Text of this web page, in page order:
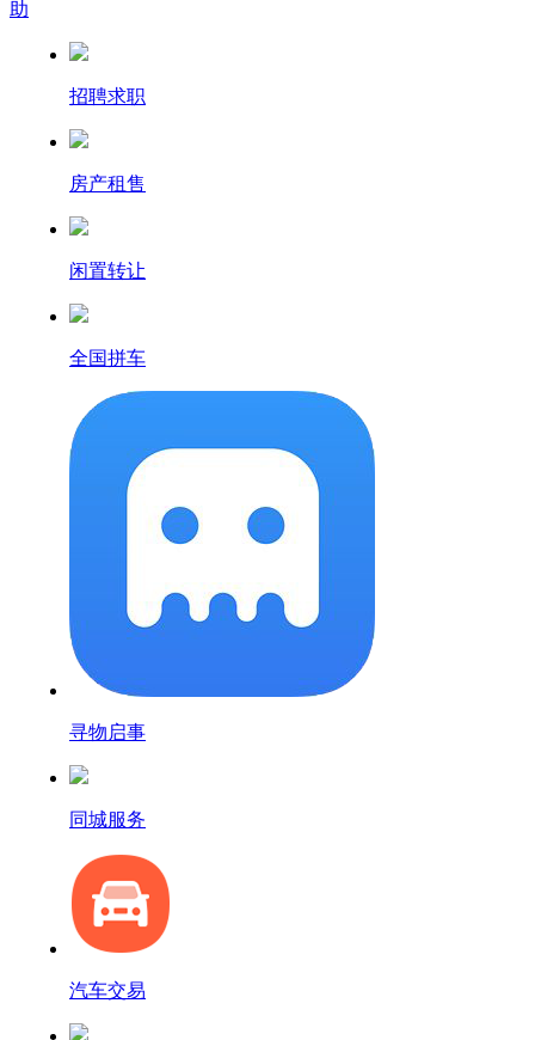
助
招聘求职
房产租售
闲置转让
全国拼车
寻物启事
同城服务
汽车交易